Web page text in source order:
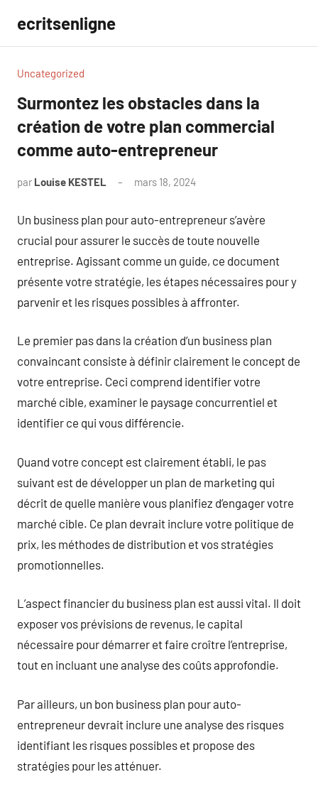
contenu
ecritsenligne
Uncategorized
Surmontez les obstacles dans la
création de votre plan commercial
comme auto-entrepreneur
par Louise KESTEL mars 18, 2024
Un business plan pour auto-entrepreneur s’avère
crucial pour assurer le succès de toute nouvelle
entreprise. Agissant comme un guide, ce document
présente votre stratégie, les étapes nécessaires pour y
parvenir et les risques possibles à affronter.
Le premier pas dans la création d’un business plan
convaincant consiste à définir clairement le concept de
votre entreprise. Ceci comprend identifier votre
marché cible, examiner le paysage concurrentiel et
identifier ce qui vous différencie.
Quand votre concept est clairement établi, le pas
suivant est de développer un plan de marketing qui
décrit de quelle manière vous planifiez d’engager votre
marché cible. Ce plan devrait inclure votre politique de
prix, les méthodes de distribution et vos stratégies
promotionnelles.
L’aspect financier du business plan est aussi vital. Il doit
exposer vos prévisions de revenus, le capital
nécessaire pour démarrer et faire croître l’entreprise,
tout en incluant une analyse des coûts approfondie.
Par ailleurs, un bon business plan pour auto-
entrepreneur devrait inclure une analyse des risques
identifiant les risques possibles et propose des
stratégies pour les atténuer.